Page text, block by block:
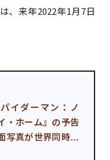
、来年2022年1月7日
イダーマン：ノ
・ホーム』の予告
写真が世界同時解